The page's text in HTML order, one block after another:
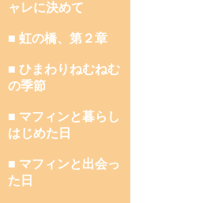
ャレに決めて
■ 虹の橋、第２章
■ ひまわりねむねむ
の季節
■ マフィンと暮らし
はじめた日
■ マフィンと出会っ
た日